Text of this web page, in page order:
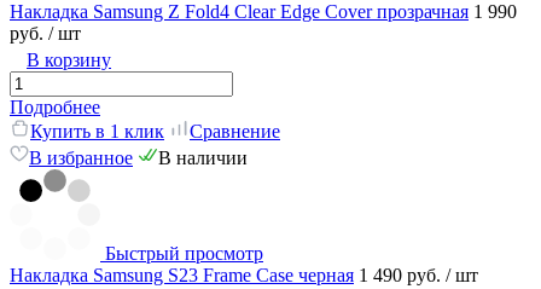
Накладка Samsung Z Fold4 Clear Edge Cover прозрачная 1 990
руб. / шт
В корзину
Подробнее
Купить в 1 клик
Сравнение
В избранное
В наличии
Быстрый просмотр
Накладка Samsung S23 Frame Case черная 1 490 руб. / шт